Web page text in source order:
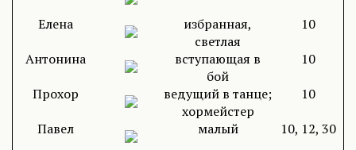
Елена
избранная,
светлая
10
Антонина
вступающая в
бой
10
Прохор
ведущий в танце;
хормейстер
10
Павел
малый
10, 12, 30